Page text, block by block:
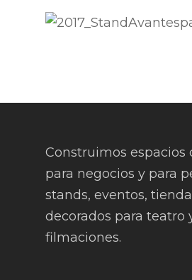
Construimos espacios
para negocios y para
stands, eventos,
decorados para teatro
filmaciones.